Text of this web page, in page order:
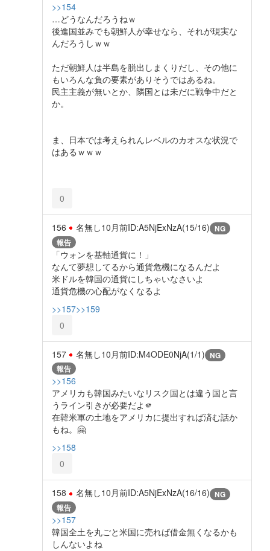
>>154
…どうなんだろうねｗ
後進国並みでも朝鮮人が幸せなら、それが現実な
んだろうしｗｗ
ただ朝鮮人は半島を脱出しまくりだし、その他に
もいろんな負の要素がありそうではあるね。
民主主義が無いとか、隣国とは未だに戦争中だと
か。
ま、日本では考えられんレベルのカオスな状況で
はあるｗｗｗ
0
156 名無し10月前ID:A5NjExNzA(15/16) NG
報告
「ウォンを基軸通貨に！」
なんて夢想してるから通貨危機になるんだよ
米ドルを韓国の通貨にしちゃいなさいよ
通貨危機の心配がなくなるよ
>>157>>159
0
157 名無し10月前ID:M4ODE0NjA(1/1) NG
報告
>>156
アメリカも韓国みたいなリスク国とは違う国と言
うライン引きが必要だよ🫵
在韓米軍の土地をアメリカに提出すれば済む話か
もね。🤗
>>158
0
158 名無し10月前ID:A5NjExNzA(16/16) NG
報告
>>157
韓国全土を丸ごと米国に売れば借金無くなるかも
しんないよね